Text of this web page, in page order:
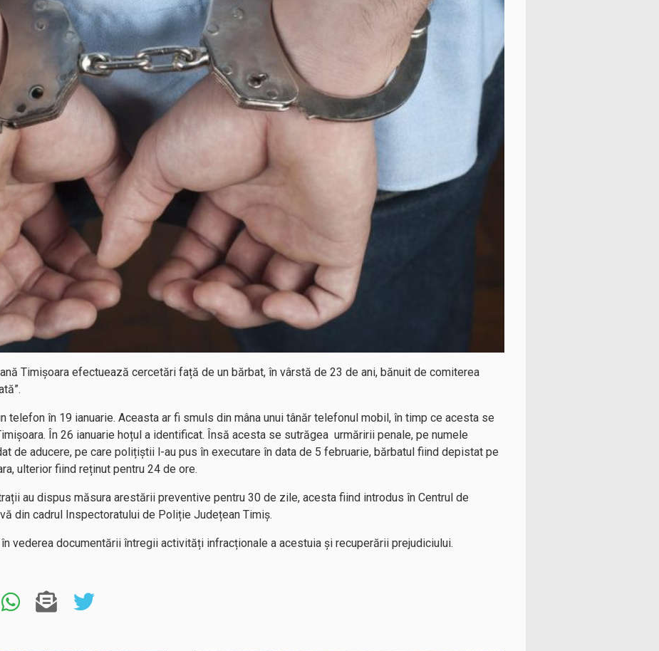
Timișoara efectuează cercetări față de un bărbat, în vârstă de 23 de ani, bănuit de comiterea
telefon în 19 ianuarie. Aceasta ar fi smuls din mâna unui tânăr telefonul mobil, în timp ce acesta se
În 26 ianuarie hoțul a identificat. Însă acesta se sutrăgea urmăririi penale, pe numele
de aducere, pe care polițiștii l-au pus în executare în data de 5 februarie, bărbatul fiind depistat pe
ulterior fiind reținut pentru 24 de ore.
au dispus măsura arestării preventive pentru 30 de zile, acesta fiind introdus în Centrul de
din cadrul Inspectoratului de Poliție Județean Timiș.
vederea documentării întregii activități infracționale a acestuia și recuperării prejudiciului.